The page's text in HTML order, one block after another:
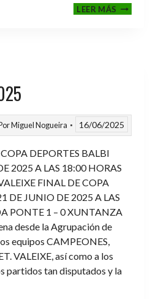
LEER MÁSVI
Miguel Nogueira 16/06/2025
DEPORTES BALBI
2025 A LAS 18:00 HORAS
FINAL DE COPA
DE JUNIO DE 2025 A LAS
PONTE 1 – 0 XUNTANZA
desde la Agrupación de
equipos CAMPEONES,
VALEIXE, así como a los
partidos tan disputados y la